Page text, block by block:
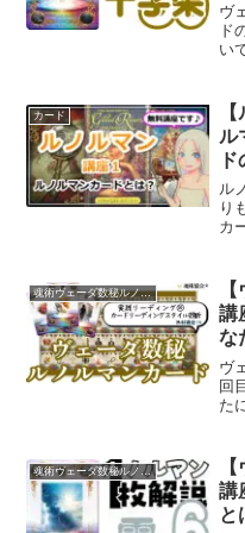
ヴ
ド
い
カード
ル
ル
り
カ
回
魂術ヴェーダ数秘ルノルマンカード
講
な
タ
ヴ
回
た
断
魂術ヴェーダ数秘ルノルマンカード
講
と